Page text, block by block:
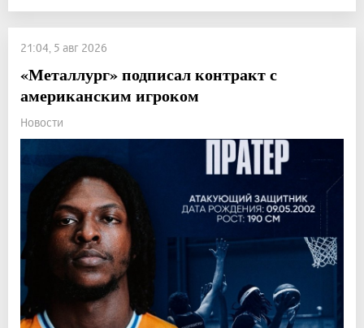
21:04, 5 авг 2026
«Металлург» подписал контракт с
американским игроком
Новости